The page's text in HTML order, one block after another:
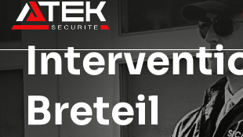
Breteil